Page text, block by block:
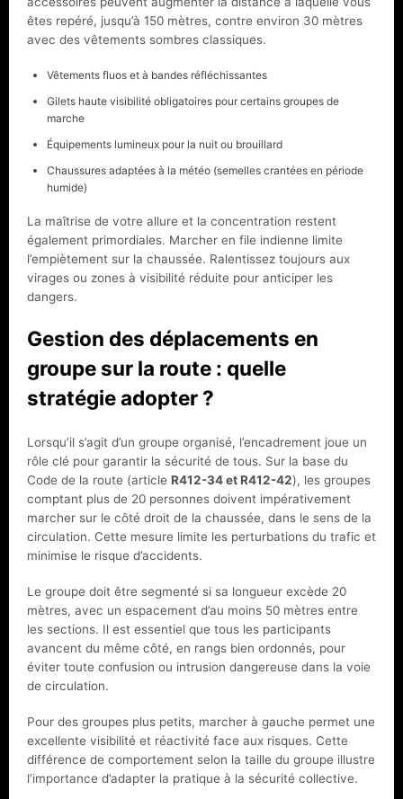
êtes repéré, jusqu’à 150 mètres, contre environ 30 mètres
avec des vêtements sombres classiques.
Vêtements fluos et à bandes réfléchissantes
Gilets haute visibilité obligatoires pour certains groupes de
marche
Équipements lumineux pour la nuit ou brouillard
Chaussures adaptées à la météo (semelles crantées en période
humide)
La maîtrise de votre allure et la concentration restent
également primordiales. Marcher en file indienne limite
l’empiètement sur la chaussée. Ralentissez toujours aux
virages ou zones à visibilité réduite pour anticiper les
dangers.
Gestion des déplacements en
groupe sur la route : quelle
stratégie adopter ?
Lorsqu’il s’agit d’un groupe organisé, l’encadrement joue un
rôle clé pour garantir la sécurité de tous. Sur la base du
Code de la route (article R412-34 et R412-42), les groupes
comptant plus de 20 personnes doivent impérativement
marcher sur le côté droit de la chaussée, dans le sens de la
circulation. Cette mesure limite les perturbations du trafic et
minimise le risque d’accidents.
Le groupe doit être segmenté si sa longueur excède 20
mètres, avec un espacement d’au moins 50 mètres entre
les sections. Il est essentiel que tous les participants
avancent du même côté, en rangs bien ordonnés, pour
éviter toute confusion ou intrusion dangereuse dans la voie
de circulation.
Pour des groupes plus petits, marcher à gauche permet une
excellente visibilité et réactivité face aux risques. Cette
différence de comportement selon la taille du groupe illustre
l’importance d’adapter la pratique à la sécurité collective.